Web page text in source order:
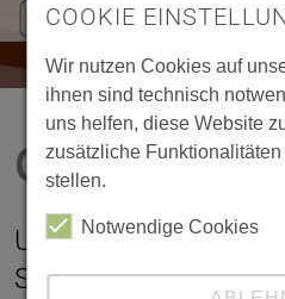
Online-
Unser Online Shop
Sie geöffnet.
COOKIE
Wir nutzen Cookies auf
ihnen sind technisch
uns helfen, diese Website
zusätzliche
stellen.
Notwendige Cookies
Farben + Lacke
Eisenwaren
KFZ + Fahrrad
Haushaltswaren
Leuchten + Elektro
Partner-Card
Online-Bestellung
Werkstoffrücknahme
Handwerker-Vermittlung
Anhänger-Verleih